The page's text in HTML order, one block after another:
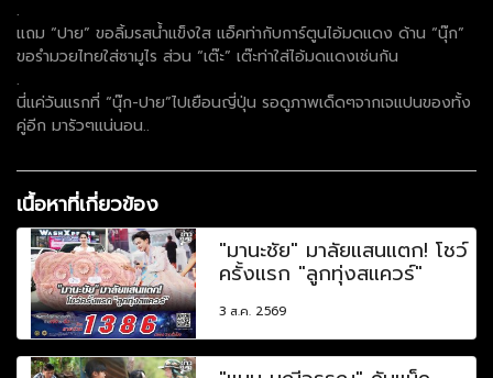
.
แถม “ปาย” ขอลิ้มรสน้ำแข็งใส แอ็คท่ากับการ์ตูนไอ้มดแดง ด้าน “นุ๊ก”
ขอรำมวยไทยใส่ซามูไร ส่วน “เต๊ะ” เต๊ะท่าใส่ไอ้มดแดงเช่นกัน
.
นี่แค่วันแรกที่ “นุ๊ก-ปาย”ไปเยือนญี่ปุ่น รอดูภาพเด็ดๆจากเจแปนของทั้ง
คู่อีก มารัวๆแน่นอน..
เนื้อหาที่เกี่ยวข้อง
"มานะชัย" มาลัยแสนแตก! โชว์
ครั้งแรก "ลูกทุ่งสแควร์"
3 ส.ค. 2569